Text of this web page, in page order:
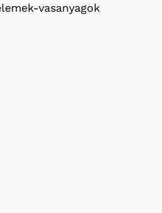
vasanyagok